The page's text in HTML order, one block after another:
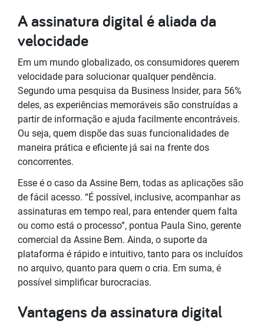
A assinatura digital é aliada da
velocidade
Em um mundo globalizado, os consumidores querem
velocidade para solucionar qualquer pendência.
Segundo uma pesquisa da Business Insider, para 56%
deles, as experiências memoráveis são construídas a
partir de informação e ajuda facilmente encontráveis.
Ou seja, quem dispõe das suas funcionalidades de
maneira prática e eficiente já sai na frente dos
concorrentes.
Esse é o caso da Assine Bem, todas as aplicações são
de fácil acesso. “É possível, inclusive, acompanhar as
assinaturas em tempo real, para entender quem falta
ou como está o processo”, pontua Paula Sino, gerente
comercial da Assine Bem. Ainda, o suporte da
plataforma é rápido e intuitivo, tanto para os incluídos
no arquivo, quanto para quem o cria. Em suma, é
possível simplificar burocracias.
Vantagens da assinatura digital